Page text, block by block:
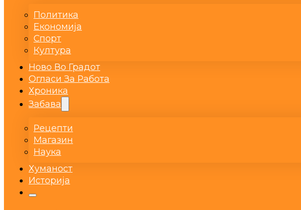
Политика
Економија
Спорт
Култура
Ново Во Градот
Огласи За Работа
Хроника
Забава
Рецепти
Магазин
Наука
Хуманост
Историја